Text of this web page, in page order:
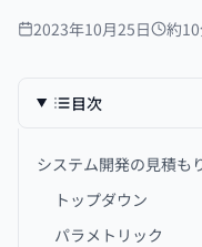
2023年10月25日 約
目次
システム開発の見積も
トップダウン
パラメトリック